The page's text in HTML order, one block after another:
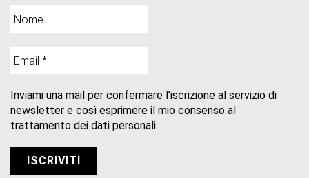
Inviami una mail per confermare l’iscrizione al servizio di
newsletter e così esprimere il mio consenso al
trattamento dei dati personali